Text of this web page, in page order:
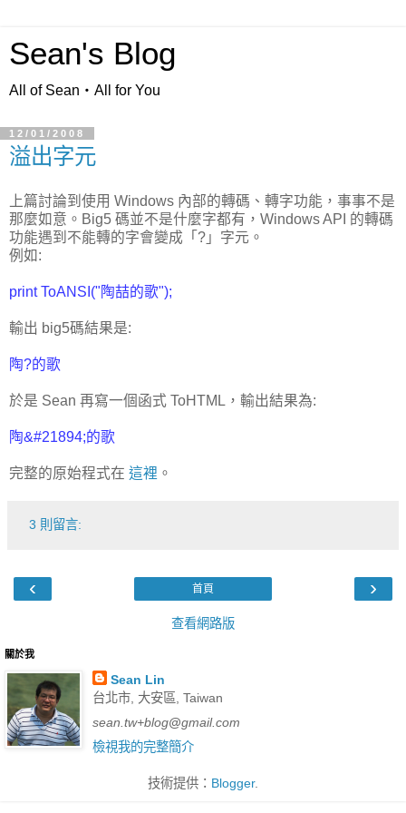
Sean's Blog
All of Sean‧All for You
12/01/2008
溢出字元
上篇討論到使用 Windows 內部的轉碼、轉字功能，事事不是
那麼如意。Big5 碼並不是什麼字都有，Windows API 的轉碼
功能遇到不能轉的字會變成「?」字元。
例如:
print ToANSI("陶喆的歌");
輸出 big5碼結果是:
陶?的歌
於是 Sean 再寫一個函式 ToHTML，輸出結果為:
陶&#21894;的歌
完整的原始程式在 這裡 。
3 則留言:
‹ ›
首頁
查看網路版
關於我
Sean Lin
台北市, 大安區, Taiwan
sean.tw+blog@gmail.com
檢視我的完整簡介
技術提供： Blogger.